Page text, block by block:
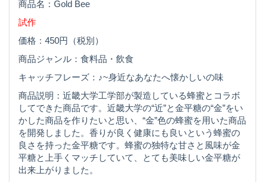
商品名：Gold Bee
試作
価格：450円（税別）
商品ジャンル：食料品・飲食
キャッチフレーズ：♪~身近なあなたへ懐かしいの味
商品説明：近畿大学工学部が製造している蜂蜜とコラボ
してできた商品です。近畿大学の“近”と金平糖の“金”をい
かした商品を作りたいと思い、“金”色の蜂蜜を用いた商品
を開発しました。香りが良く健康にも良いという蜂蜜の
良さを持った金平糖です。蜂蜜の独特な甘さと風味が金
平糖と上手くマッチしていて、とても美味しい金平糖が
出来上がりました。